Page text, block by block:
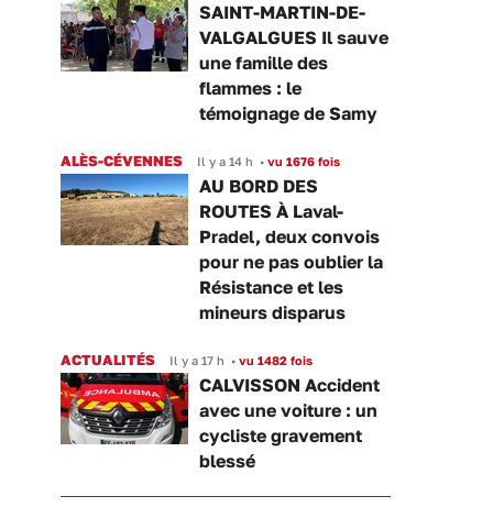
SAINT-MARTIN-DE-
VALGALGUES Il sauve
une famille des
flammes : le
témoignage de Samy
ALÈS-CÉVENNES Il y a 14 h • vu 1676 fois
AU BORD DES
ROUTES À Laval-
Pradel, deux convois
pour ne pas oublier la
Résistance et les
mineurs disparus
ACTUALITÉS Il y a 17 h • vu 1482 fois
CALVISSON Accident
avec une voiture : un
cycliste gravement
blessé